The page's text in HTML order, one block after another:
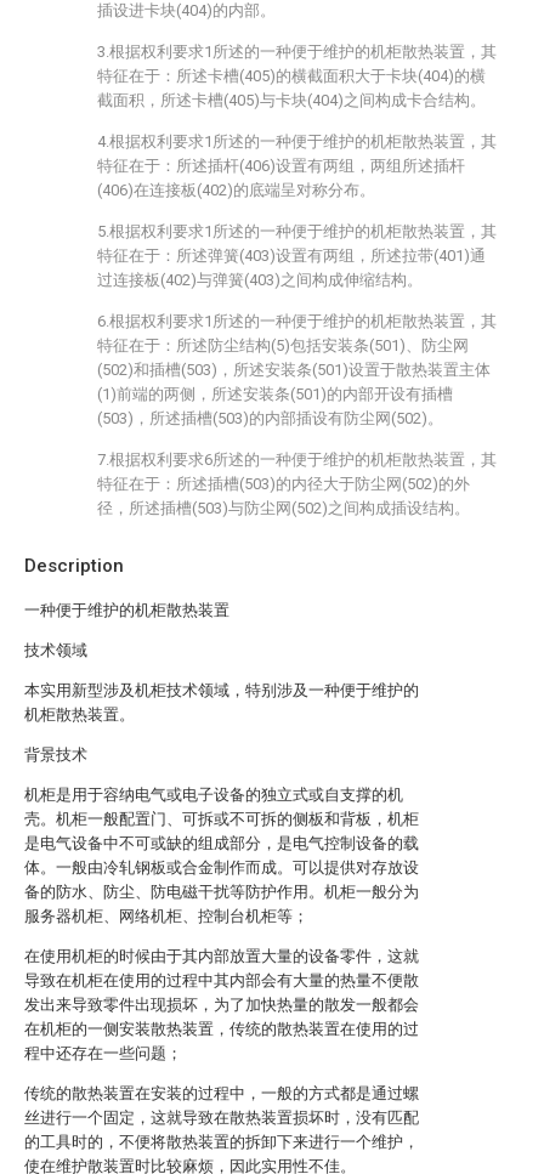
Description
一种便于维护的机柜散热装置
技术领域
本实用新型涉及机柜技术领域，特别涉及一种便于维护的
机柜散热装置。
背景技术
机柜是用于容纳电气或电子设备的独立式或自支撑的机
壳。机柜一般配置门、可拆或不可拆的侧板和背板，机柜
是电气设备中不可或缺的组成部分，是电气控制设备的载
体。一般由冷轧钢板或合金制作而成。可以提供对存放设
备的防水、防尘、防电磁干扰等防护作用。机柜一般分为
服务器机柜、网络机柜、控制台机柜等；
在使用机柜的时候由于其内部放置大量的设备零件，这就
导致在机柜在使用的过程中其内部会有大量的热量不便散
发出来导致零件出现损坏，为了加快热量的散发一般都会
在机柜的一侧安装散热装置，传统的散热装置在使用的过
程中还存在一些问题；
传统的散热装置在安装的过程中，一般的方式都是通过螺
丝进行一个固定，这就导致在散热装置损坏时，没有匹配
的工具时的，不便将散热装置的拆卸下来进行一个维护，
使在维护散装置时比较麻烦，因此实用性不佳。
插设进卡块(404)的内部。
3.根据权利要求1所述的一种便于维护的机柜散热装置，其
特征在于：所述卡槽(405)的横截面积大于卡块(404)的横
截面积，所述卡槽(405)与卡块(404)之间构成卡合结构。
4.根据权利要求1所述的一种便于维护的机柜散热装置，其
特征在于：所述插杆(406)设置有两组，两组所述插杆
(406)在连接板(402)的底端呈对称分布。
5.根据权利要求1所述的一种便于维护的机柜散热装置，其
特征在于：所述弹簧(403)设置有两组，所述拉带(401)通
过连接板(402)与弹簧(403)之间构成伸缩结构。
6.根据权利要求1所述的一种便于维护的机柜散热装置，其
特征在于：所述防尘结构(5)包括安装条(501)、防尘网
(502)和插槽(503)，所述安装条(501)设置于散热装置主体
(1)前端的两侧，所述安装条(501)的内部开设有插槽
(503)，所述插槽(503)的内部插设有防尘网(502)。
7.根据权利要求6所述的一种便于维护的机柜散热装置，其
特征在于：所述插槽(503)的内径大于防尘网(502)的外
径，所述插槽(503)与防尘网(502)之间构成插设结构。